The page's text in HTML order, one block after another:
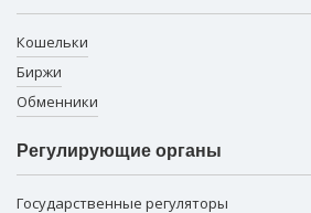
Кошельки
Биржи
Обменники
Регулирующие органы
Государственные регуляторы